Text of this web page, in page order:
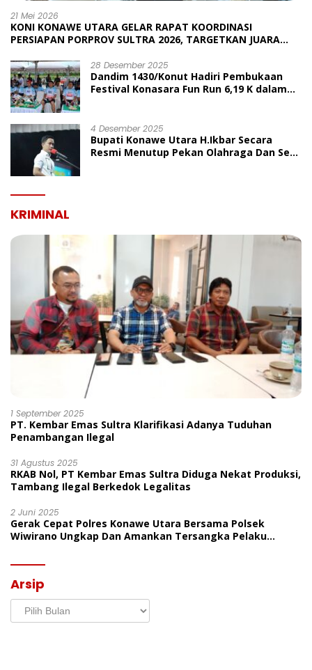
21 Mei 2026
KONI KONAWE UTARA GELAR RAPAT KOORDINASI
PERSIAPAN PORPROV SULTRA 2026, TARGETKAN JUARA
28 Desember 2025
Dandim 1430/Konut Hadiri Pembukaan
Festival Konasara Fun Run 6,19 K dalam
4 Desember 2025
Bupati Konawe Utara H.Ikbar Secara
Resmi Menutup Pekan Olahraga Dan Seni
KRIMINAL
1 September 2025
PT. Kembar Emas Sultra Klarifikasi Adanya Tuduhan
Penambangan Ilegal
31 Agustus 2025
RKAB Nol, PT Kembar Emas Sultra Diduga Nekat Produksi,
Tambang Ilegal Berkedok Legalitas
2 Juni 2025
Gerak Cepat Polres Konawe Utara Bersama Polsek
Wiwirano Ungkap Dan Amankan Tersangka Pelaku
Arsip
Arsip